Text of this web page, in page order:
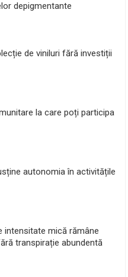
depigmentante
de viniluri fără investiții
la care poți participa
autonomia în activitățile
intensitate mică rămâne
transpirație abundentă